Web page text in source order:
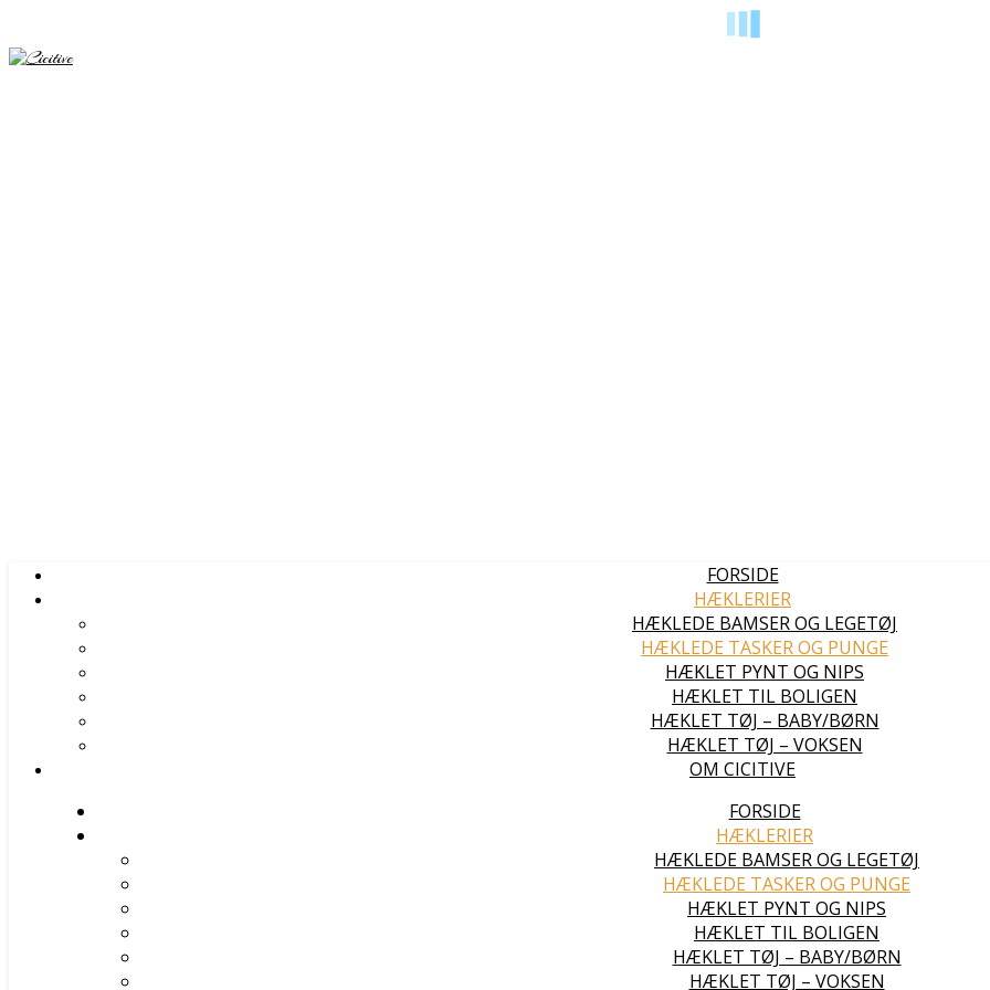
FORSIDE
HÆKLERIER
HÆKLEDE BAMSER OG LEGETØJ
HÆKLEDE TASKER OG PUNGE
HÆKLET PYNT OG NIPS
HÆKLET TIL BOLIGEN
HÆKLET TØJ – BABY/BØRN
HÆKLET TØJ – VOKSEN
OM CICITIVE
FORSIDE
HÆKLERIER
HÆKLEDE BAMSER OG LEGETØJ
HÆKLEDE TASKER OG PUNGE
HÆKLET PYNT OG NIPS
HÆKLET TIL BOLIGEN
HÆKLET TØJ – BABY/BØRN
HÆKLET TØJ – VOKSEN